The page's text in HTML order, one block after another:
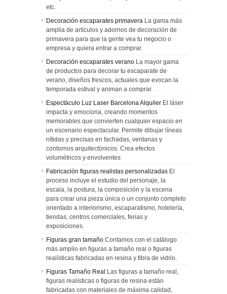
etc.
Decoración escaparates primavera La gama más
amplia de artículos y adornos de decoración de
primavera para que la gente vea tu negocio o
empresa y quiera entrar a comprar.
Decoración escaparates verano La mayor gama
de productos para decorar tu escaparate de
verano, diseños frescos, actuales que evocan la
temporada estival y animan a comprar.
Espectáculo Luz Laser Barcelona Alquiler El láser
impacta y emociona, creando momentos
memorables que convierten cualquier espacio en
un escenario espectacular. Permite dibujar líneas
nítidas y precisas en fachadas, ventanas y
contornos arquitectónicos. Crea efectos
volumétricos y envolventes
Fabricación figuras realistas personalizadas El
proceso incluye el estudio del personaje, la
escala, la postura, la composición y la escena
para crear una pieza única o un conjunto completo
orientado a interiorismo, escaparatismo, hotelería,
tiendas, centros comerciales, ferias y
exposiciones.
Figuras gran tamaño Contamos con el catálogo
más amplio en figuras a tamaño real o figuras
realísticas fabricadas en resina y fibra de vidrio.
Figuras Tamaño Real Las figuras a tamaño real,
figuras realísticas o figuras de resina están
fabricadas con materiales de máxima calidad,